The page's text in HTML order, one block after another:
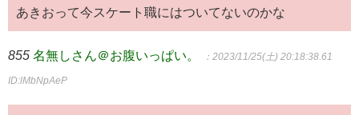
あきおって今スケート職にはついてないのかな
855 名無しさん＠お腹いっぱい。 ：2023/11/25(土) 20:18:38.61
ID:lMbNpAeP